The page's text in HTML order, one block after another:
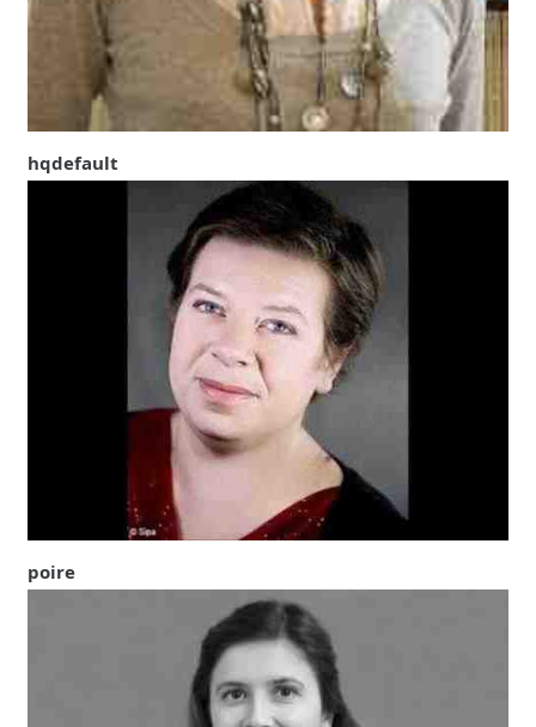
hqdefault
poire